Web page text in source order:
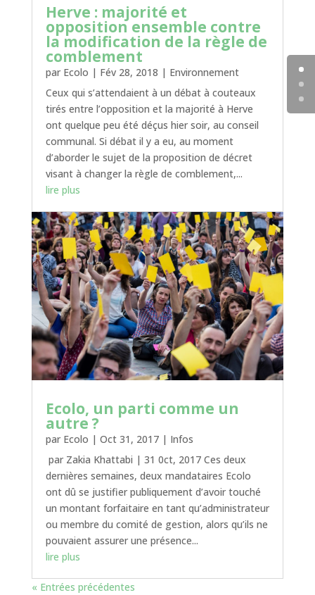
Herve : majorité et
opposition ensemble contre
la modification de la règle de
comblement
par Ecolo | Fév 28, 2018 | Environnement
Ceux qui s’attendaient à un débat à couteaux
tirés entre l’opposition et la majorité à Herve
ont quelque peu été déçus hier soir, au conseil
communal. Si débat il y a eu, au moment
d’aborder le sujet de la proposition de décret
visant à changer la règle de comblement,...
lire plus
Ecolo, un parti comme un
autre ?
par Ecolo | Oct 31, 2017| Infos
par Zakia Khattabi | 31 0ct, 2017 Ces deux
dernières semaines, deux mandataires Ecolo
ont dû se justifier publiquement d’avoir touché
un montant forfaitaire en tant qu’administrateur
ou membre du comité de gestion, alors qu’ils ne
pouvaient assurer une présence...
lire plus
« Entrées précédentes